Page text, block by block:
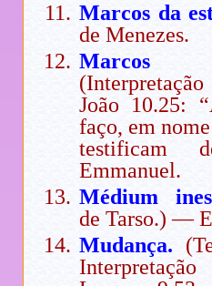
Marcos da
de Menezes.
Marcos
João 10.25:
faço, em
testificam
Emmanuel.
Médium
de Tarso.) —
Mudança.